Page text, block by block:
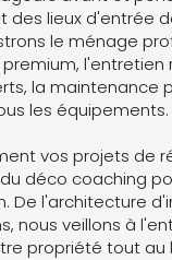
lieux d'entrée
le ménage
l'entretien
la maintenance
les équipements.
vos projets de
déco coaching
De l'architecture
nous veillons à
propriété tout au